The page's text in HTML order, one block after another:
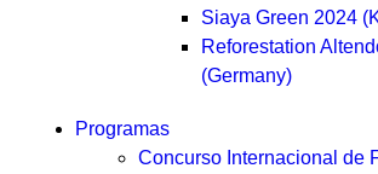
Siaya Green 2024
Reforestation
(Germany)
Programas
Concurso Internacional de